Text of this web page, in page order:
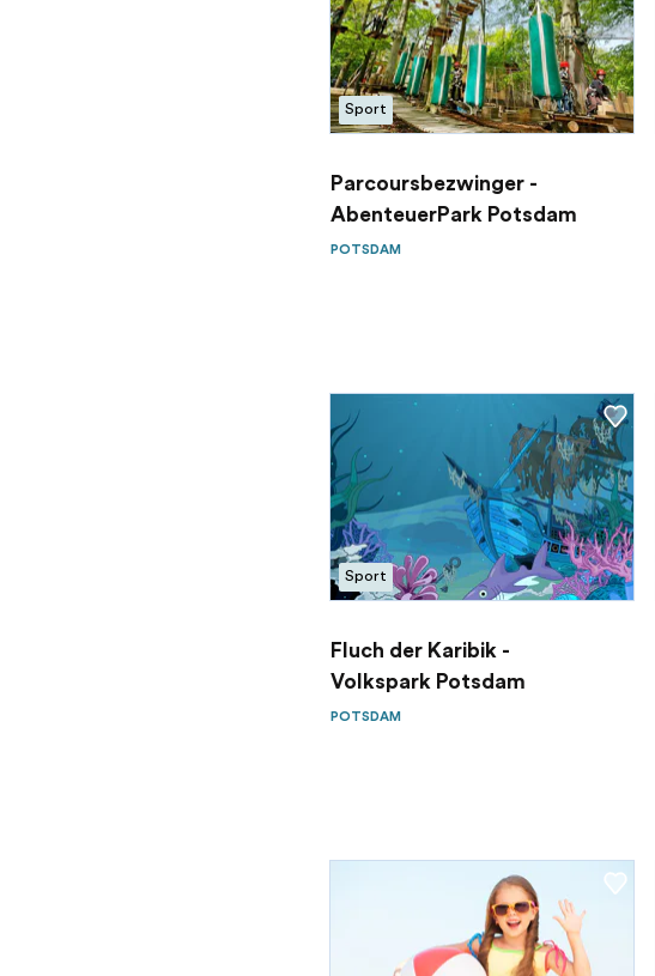
Sport
Parcoursbezwinger -
AbenteuerPark Potsdam
POTSDAM
Sport
Fluch der Karibik -
Volkspark Potsdam
POTSDAM